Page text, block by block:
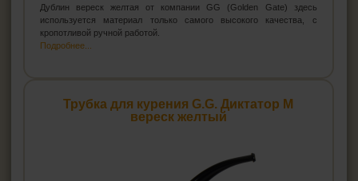
Дублин вереск желтая от компании GG (Golden Gate) здесь
используется материал только самого высокого качества, с
кропотливой ручной работой.
Подробнее...
Трубка для курения G.G. Диктатор М
вереск желтый